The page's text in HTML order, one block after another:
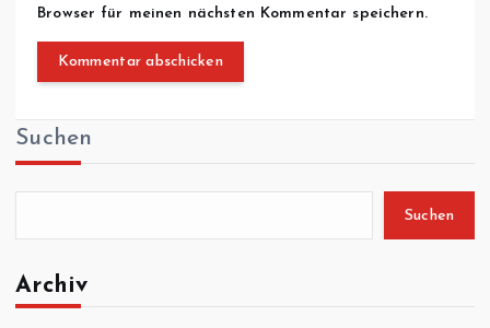
Browser für meinen nächsten Kommentar speichern.
Suchen
Suchen
Archiv